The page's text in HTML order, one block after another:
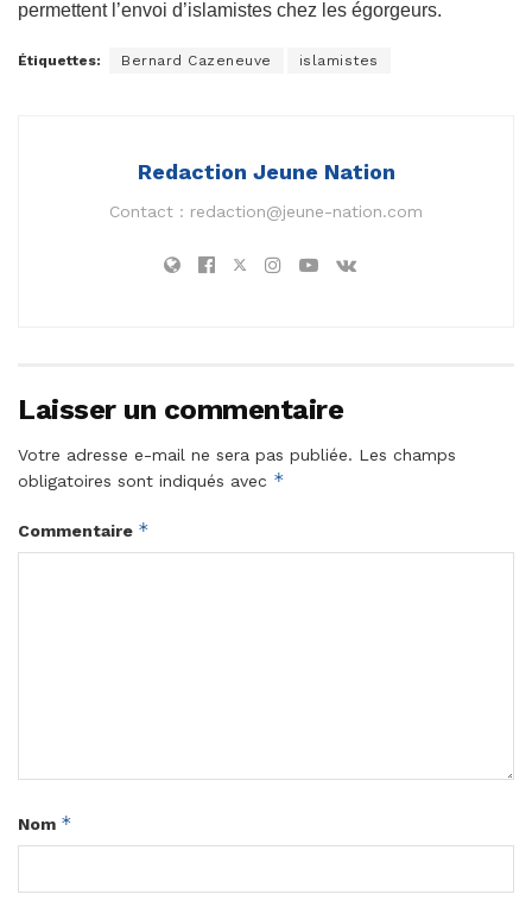
permettent l’envoi d’islamistes chez les égorgeurs.
Étiquettes: Bernard Cazeneuve islamistes
Redaction Jeune Nation
Contact : redaction@jeune-nation.com
Laisser un commentaire
Votre adresse e-mail ne sera pas publiée. Les champs
obligatoires sont indiqués avec *
Commentaire *
Nom *